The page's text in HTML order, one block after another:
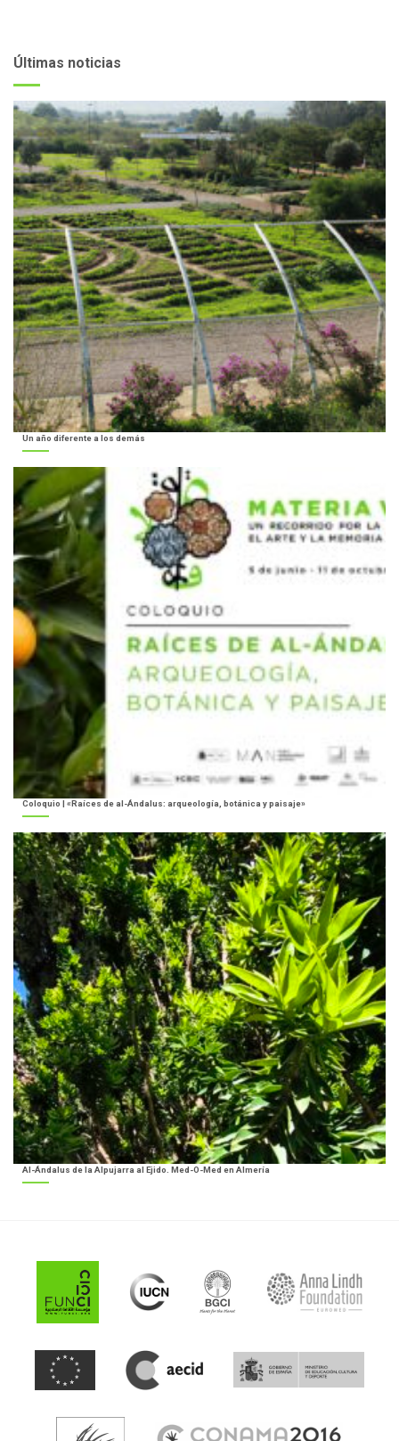
Últimas noticias
Un año diferente a los demás
Coloquio | «Raíces de al-Ándalus: arqueología, botánica y paisaje»
Al-Ándalus de la Alpujarra al Ejido. Med-O-Med en Almería